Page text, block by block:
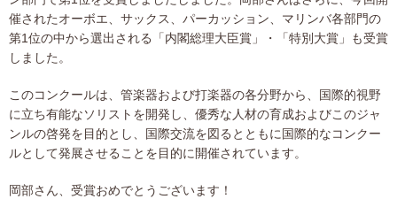
催されたオーボエ、サックス、パーカッション、マリンバ各部門の
第1位の中から選出される「内閣総理大臣賞」・「特別大賞」も受賞
しました。
このコンクールは、管楽器および打楽器の各分野から、国際的視野
に立ち有能なソリストを開発し、優秀な人材の育成およびこのジャ
ンルの啓発を目的とし、国際交流を図るとともに国際的なコンクー
ルとして発展させることを目的に開催されています。
岡部さん、受賞おめでとうございます！